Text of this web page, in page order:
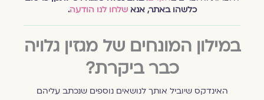
כלשהו באתר, אנאשלחו לנו הודעה.
במילון המונחים של מגזין גלויה
כבר ביקרת?
האינדקס שיוביל אותך לנושאים נוספים שנכתב עליהם